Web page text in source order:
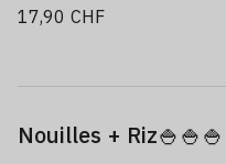
17,90 CHF
Nouilles + Riz🍚🍚🍚